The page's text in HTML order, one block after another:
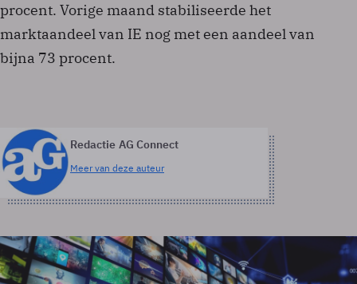
procent. Vorige maand stabiliseerde het
marktaandeel van IE nog met een aandeel van
bijna 73 procent.
Redactie AG Connect
Meer van deze auteur